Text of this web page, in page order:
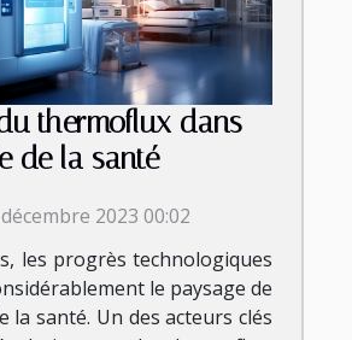
thermoflux dans
de la santé
2023 00:02
les progrès technologiques
le paysage de
la santé. Un des acteurs clés